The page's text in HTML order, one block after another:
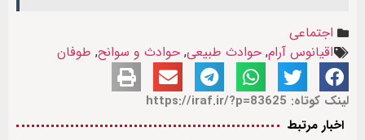
اجتماعی
اقیانوس آرام, حوادث طبیعی, حوادث و سوانح, طوفان
لینک کوتاه: https://iraf.ir/?p=83625
اخبار مرتبط